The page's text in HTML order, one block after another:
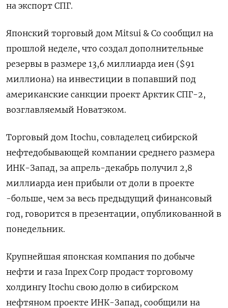
на экспорт СПГ.
Японский торговый дом Mitsui & Co сообщил на
прошлой неделе, что создал дополнительные
резервы в размере 13,6 миллиарда иен ($91
миллиона) на инвестиции в попавший под
американские санкции проект Арктик СПГ-2,
возглавляемый Новатэком.
Торговый дом Itochu, совладелец сибирской
нефтедобывающей компании среднего размера
ИНК-Запад, за апрель-декабрь получил 2,8
миллиарда иен прибыли от доли в проекте
-больше, чем за весь предыдущий финансовый
год, говорится в презентации, опубликованной в
понедельник.
Крупнейшая японская компания по добыче
нефти и газа Inpex Corp продаст торговому
холдингу Itochu свою долю в сибирском
нефтяном проекте ИНК-Запад, сообщили на